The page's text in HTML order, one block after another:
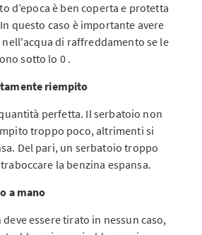
d’epoca è ben coperta e protetta
questo caso è importante avere
di raffreddamento se le
sotto lo 0 .
riempito
perfetta. Il serbatoio non
troppo poco, altrimenti si
Del pari, un serbatoio troppo
la benzina espansa.
a mano
essere tirato in nessun caso,